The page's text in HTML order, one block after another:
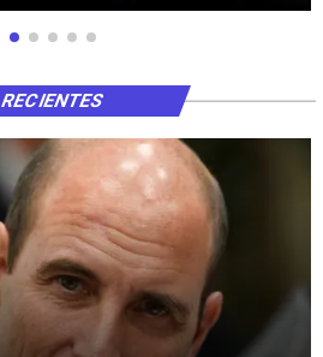
RECIENTES